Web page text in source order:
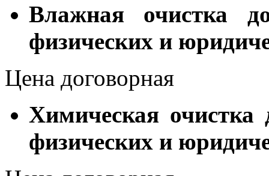
Влажная очистка
физических и
Цена договорная
Химическая очистка
физических и